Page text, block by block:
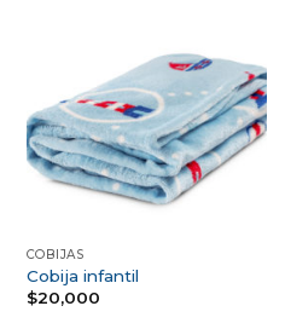
COBIJAS
Cobija infantil
$20,000